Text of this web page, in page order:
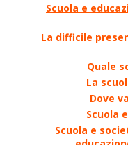
Scuola e
La difficile
Quale
La
Dove
Scuola
Scuola e